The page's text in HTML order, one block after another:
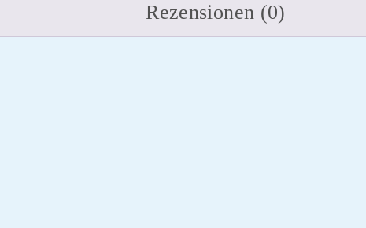
Rezensionen (0)